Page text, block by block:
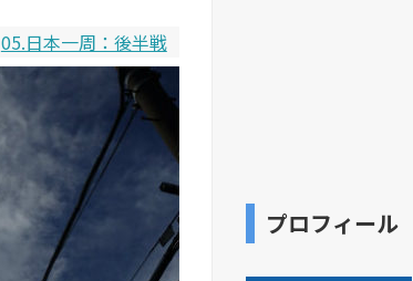
05.日本一周：後半戦
プロフィール